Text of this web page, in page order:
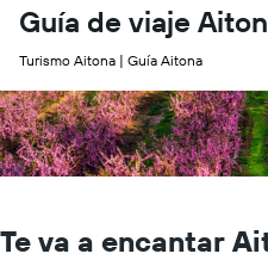
Guía de viaje
Turismo Aitona | Guía Aitona
Te va a encantar